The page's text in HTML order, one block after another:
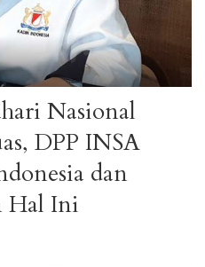
Nasional
DPP INSA
dan
Hal Ini